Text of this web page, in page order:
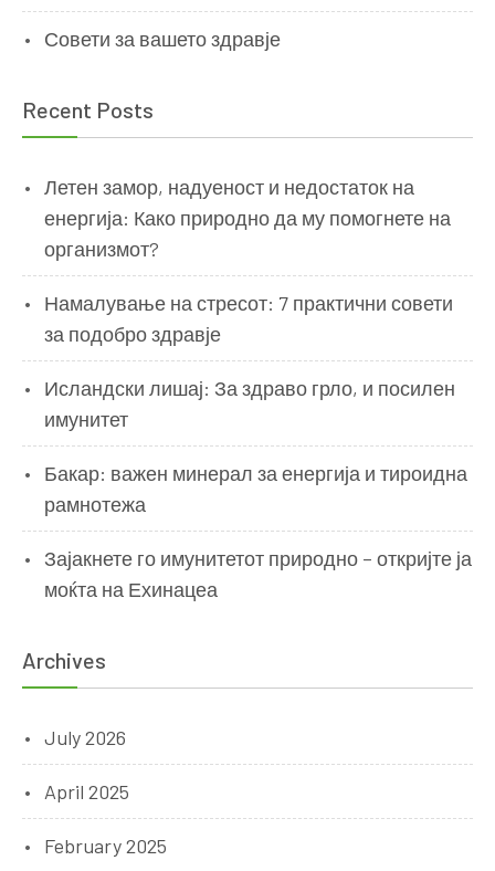
Совети за вашето здравје
Recent Posts
Летен замор, надуеност и недостаток на
енергија: Како природно да му помогнете на
организмот?
Намалување на стресот: 7 практични совети
за подобро здравје
Исландски лишај: За здраво грло, и посилен
имунитет
Бакар: важен минерал за енергија и тироидна
рамнотежа
Зајакнете го имунитетот природно – откријте ја
моќта на Ехинацеа
Archives
July 2026
April 2025
February 2025